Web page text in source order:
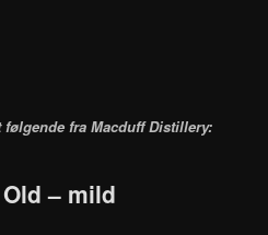
følgende fraMacduff Distillery:
– mild